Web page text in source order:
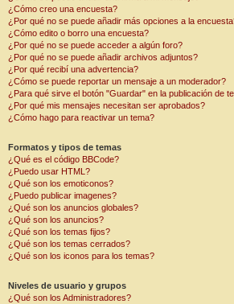
¿Cómo creo una encuesta?
¿Por qué no se puede añadir más opciones a la
¿Cómo edito o borro una encuesta?
¿Por qué no se puede acceder a algún foro?
¿Por qué no se puede añadir archivos adjuntos?
¿Por qué recibí una advertencia?
¿Cómo se puede reportar un mensaje a un moderador?
¿Para qué sirve el botón "Guardar" en la publicación de
¿Por qué mis mensajes necesitan ser aprobados?
¿Cómo hago para reactivar un tema?
Formatos y tipos de temas
¿Qué es el código BBCode?
¿Puedo usar HTML?
¿Qué son los emoticonos?
¿Puedo publicar imagenes?
¿Qué son los anuncios globales?
¿Qué son los anuncios?
¿Qué son los temas fijos?
¿Qué son los temas cerrados?
¿Qué son los iconos para los temas?
Niveles de usuario y grupos
¿Qué son los Administradores?